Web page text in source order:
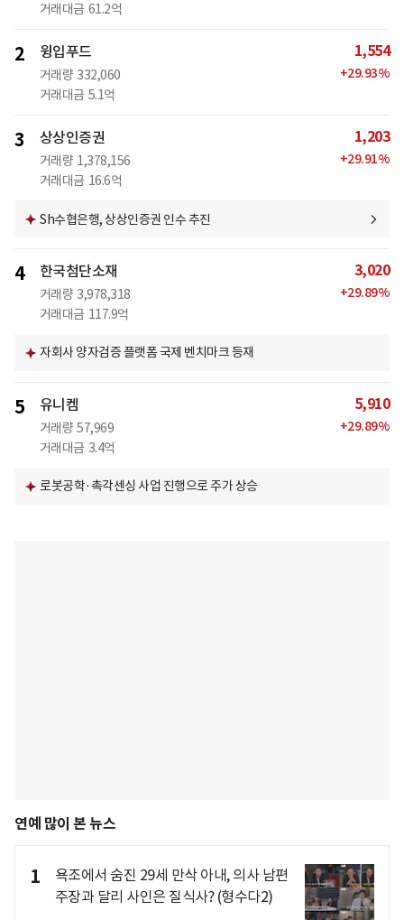
거래대금 61.2억
2 윙입푸드
거래량 332,060
거래대금 5.1억
1,554
+29.93%
3 상상인증권
거래량 1,378,156
거래대금 16.6억
1,203
+29.91%
Sh수협은행, 상상인증권 인수 추진
4 한국첨단소재
거래량 3,978,318
거래대금 117.9억
3,020
+29.89%
자회사 양자검증 플랫폼 국제 벤치마크 등재
5 유니켐
거래량 57,969
거래대금 3.4억
5,910
+29.89%
로봇공학·촉각센싱 사업 진행으로 주가 상승
연예 많이 본 뉴스
1
욕조에서 숨진 29세 만삭 아내, 의사 남편
주장과 달리 사인은 질식사? (형수다2)